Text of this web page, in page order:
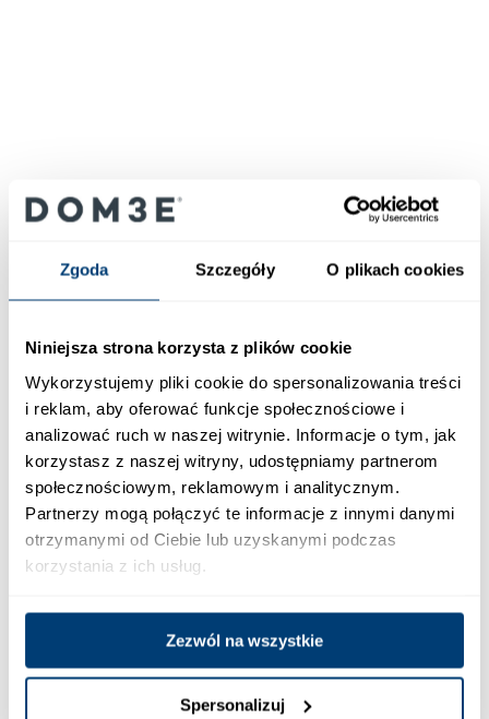
Zgoda Szczegóły O plikach cookies
Niniejsza strona korzysta z plików cookie
Wykorzystujemy pliki cookie do spersonalizowania treści
i reklam, aby oferować funkcje społecznościowe i
analizować ruch w naszej witrynie. Informacje o tym, jak
korzystasz z naszej witryny, udostępniamy partnerom
społecznościowym, reklamowym i analitycznym.
Partnerzy mogą połączyć te informacje z innymi danymi
otrzymanymi od Ciebie lub uzyskanymi podczas
korzystania z ich usług.
Zezwól na wszystkie
Spersonalizuj